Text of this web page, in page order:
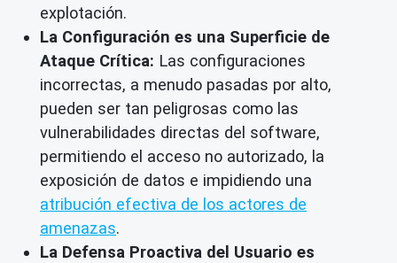
explotación.
La Configuración es una Superficie de
Ataque Crítica: Las configuraciones
incorrectas, a menudo pasadas por alto,
pueden ser tan peligrosas como las
vulnerabilidades directas del software,
permitiendo el acceso no autorizado, la
exposición de datos e impidiendo una
atribución efectiva de los actores de
amenazas.
La Defensa Proactiva del Usuario es